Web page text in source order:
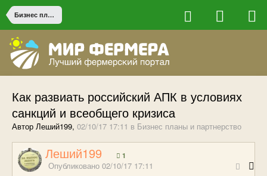
Бизнес планы и партнерство
Как развиать российский АПК в условиях
санкций и всеобщего кризиса
Автор Леший199, 02/10/17 17:11 в Бизнес планы и партнерство
Леший199 1
Опубликовано 02/10/17 17:11